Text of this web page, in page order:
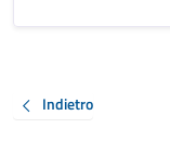
Indietro